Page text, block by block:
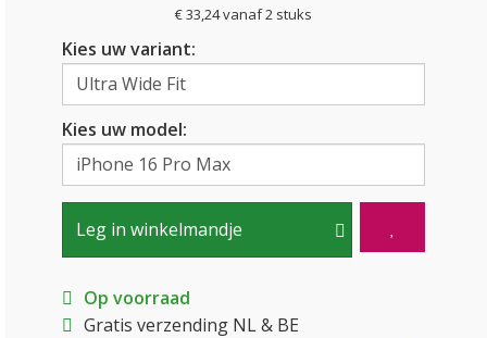
€ 33,24 vanaf 2 stuks
Kies uw variant:
Kies uw model:
Leg in winkelmandje
Op voorraad
Gratis verzending NL & BE